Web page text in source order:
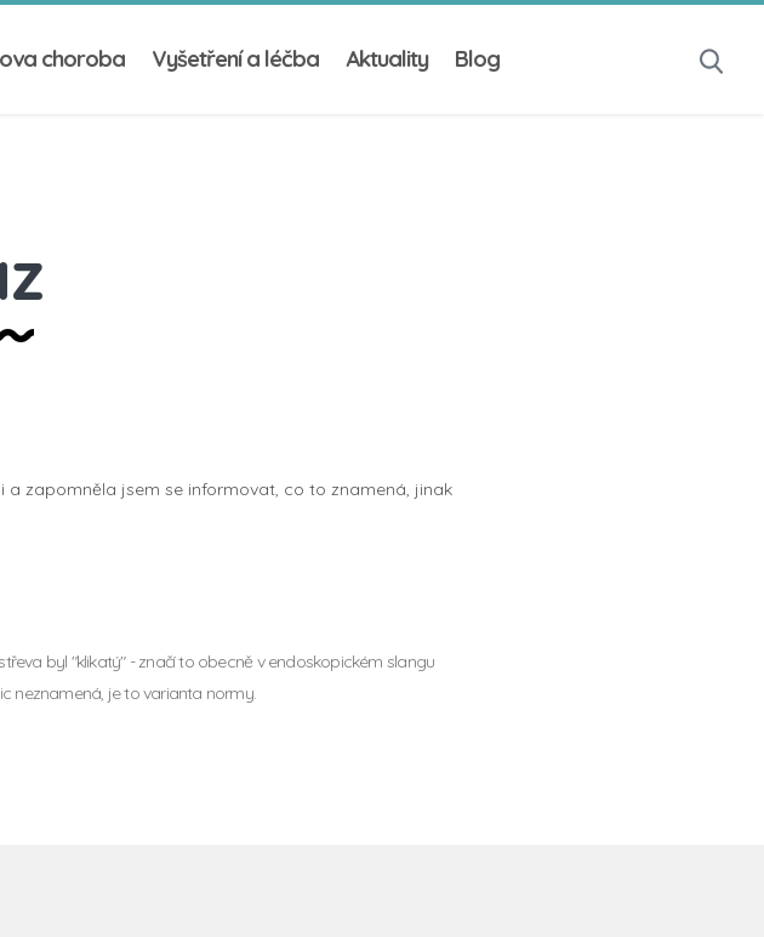
choroba Vyšetření a léčba Aktuality Blog
zapomněla jsem se informovat, co to znamená, jinak
byl "klikatý" - značí to obecně v endoskopickém slangu
neznamená, je to varianta normy.